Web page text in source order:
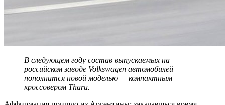
В следующем году состав выпускаемых на
российском заводе Volkswagen автомобилей
пополнится новой моделью — компактным
кроссовером Tharu.